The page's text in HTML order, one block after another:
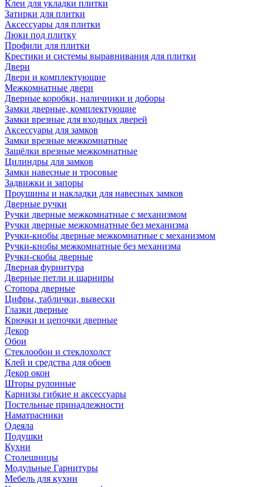
Клеи для укладки плитки
Затирки для плитки
Аксессуары для плитки
Люки под плитку
Профили для плитки
Крестики и системы выравнивания для плитки
Двери
Двери и комплектующие
Межкомнатные двери
Дверные коробки, наличники и доборы
Замки дверные, комплектующие
Замки врезные для входных дверей
Аксессуары для замков
Замки врезные межкомнатные
Защёлки врезные межкомнатные
Цилиндры для замков
Замки навесные и тросовые
Задвижки и запоры
Проушины и накладки для навесных замков
Дверные ручки
Ручки дверные межкомнатные с механизмом
Ручки дверные межкомнатные без механизма
Ручки-кнобы дверные межкомнатные с механизмом
Ручки-кнобы межкомнатные без механизма
Ручки-скобы дверные
Дверная фурнитура
Дверные петли и шарниры
Стопора дверные
Цифры, таблички, вывески
Глазки дверные
Крючки и цепочки дверные
Декор
Обои
Стеклообои и стеклохолст
Клей и средства для обоев
Декор окон
Шторы рулонные
Карнизы гибкие и аксессуары
Постельные принадлежности
Наматрасники
Одеяла
Подушки
Кухни
Столешницы
Модульные Гарнитуры
Мебель для кухни